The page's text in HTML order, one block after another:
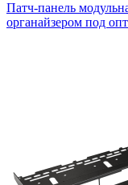
Патч-панель
органайзером под